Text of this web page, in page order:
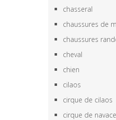
chasseral
chaussures de
chaussures
cheval
chien
cilaos
cirque de cilaos
cirque de